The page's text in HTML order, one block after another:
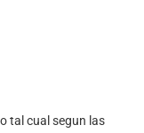
tal cual segun las